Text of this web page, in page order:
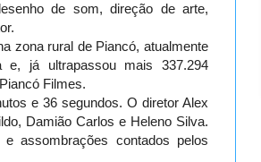
de som, direção de arte,
zona rural de Piancó, atualmente
já ultrapassou mais 337.294
Filmes.
e 36 segundos. O diretor Alex
Damião Carlos e Heleno Silva.
assombrações contados pelos